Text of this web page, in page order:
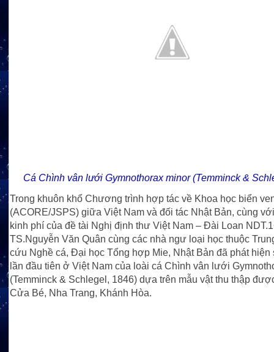
Cá Chình vân lưới Gymnothorax minor (Temminck &
Trong khuôn khổ Chương trình hợp tác về Khoa học biển
(ACORE/JSPS) giữa Việt Nam và đối tác Nhật Bản, cùng
kinh phí của đề tài Nghị định thư Việt Nam – Đài Loan
TS.Nguyễn Văn Quân cùng các nhà ngư loại học thuộc
cứu Nghề cá, Đại học Tổng hợp Mie, Nhật Bản đã phát hiện
lần đầu tiên ở Việt Nam của loài cá Chình vân lưới
(Temminck & Schlegel, 1846) dựa trên mẫu vật thu thập
Cửa Bé, Nha Trang, Khánh Hòa.